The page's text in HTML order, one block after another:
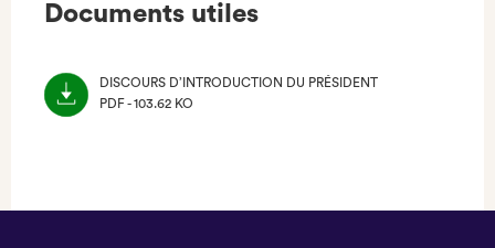
Documents utiles
DISCOURS D’INTRODUCTION DU PRÉSIDENT
PDF - 103.62 KO